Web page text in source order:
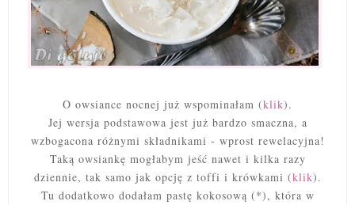
O owsiance nocnej już wspominałam (klik).
Jej wersja podstawowa jest już bardzo smaczna, a
wzbogacona różnymi składnikami - wprost rewelacyjna!
Taką owsiankę mogłabym jeść nawet i kilka razy
dziennie, tak samo jak opcję z toffi i krówkami (klik).
Tu dodatkowo dodałam pastę kokosową (*), która w